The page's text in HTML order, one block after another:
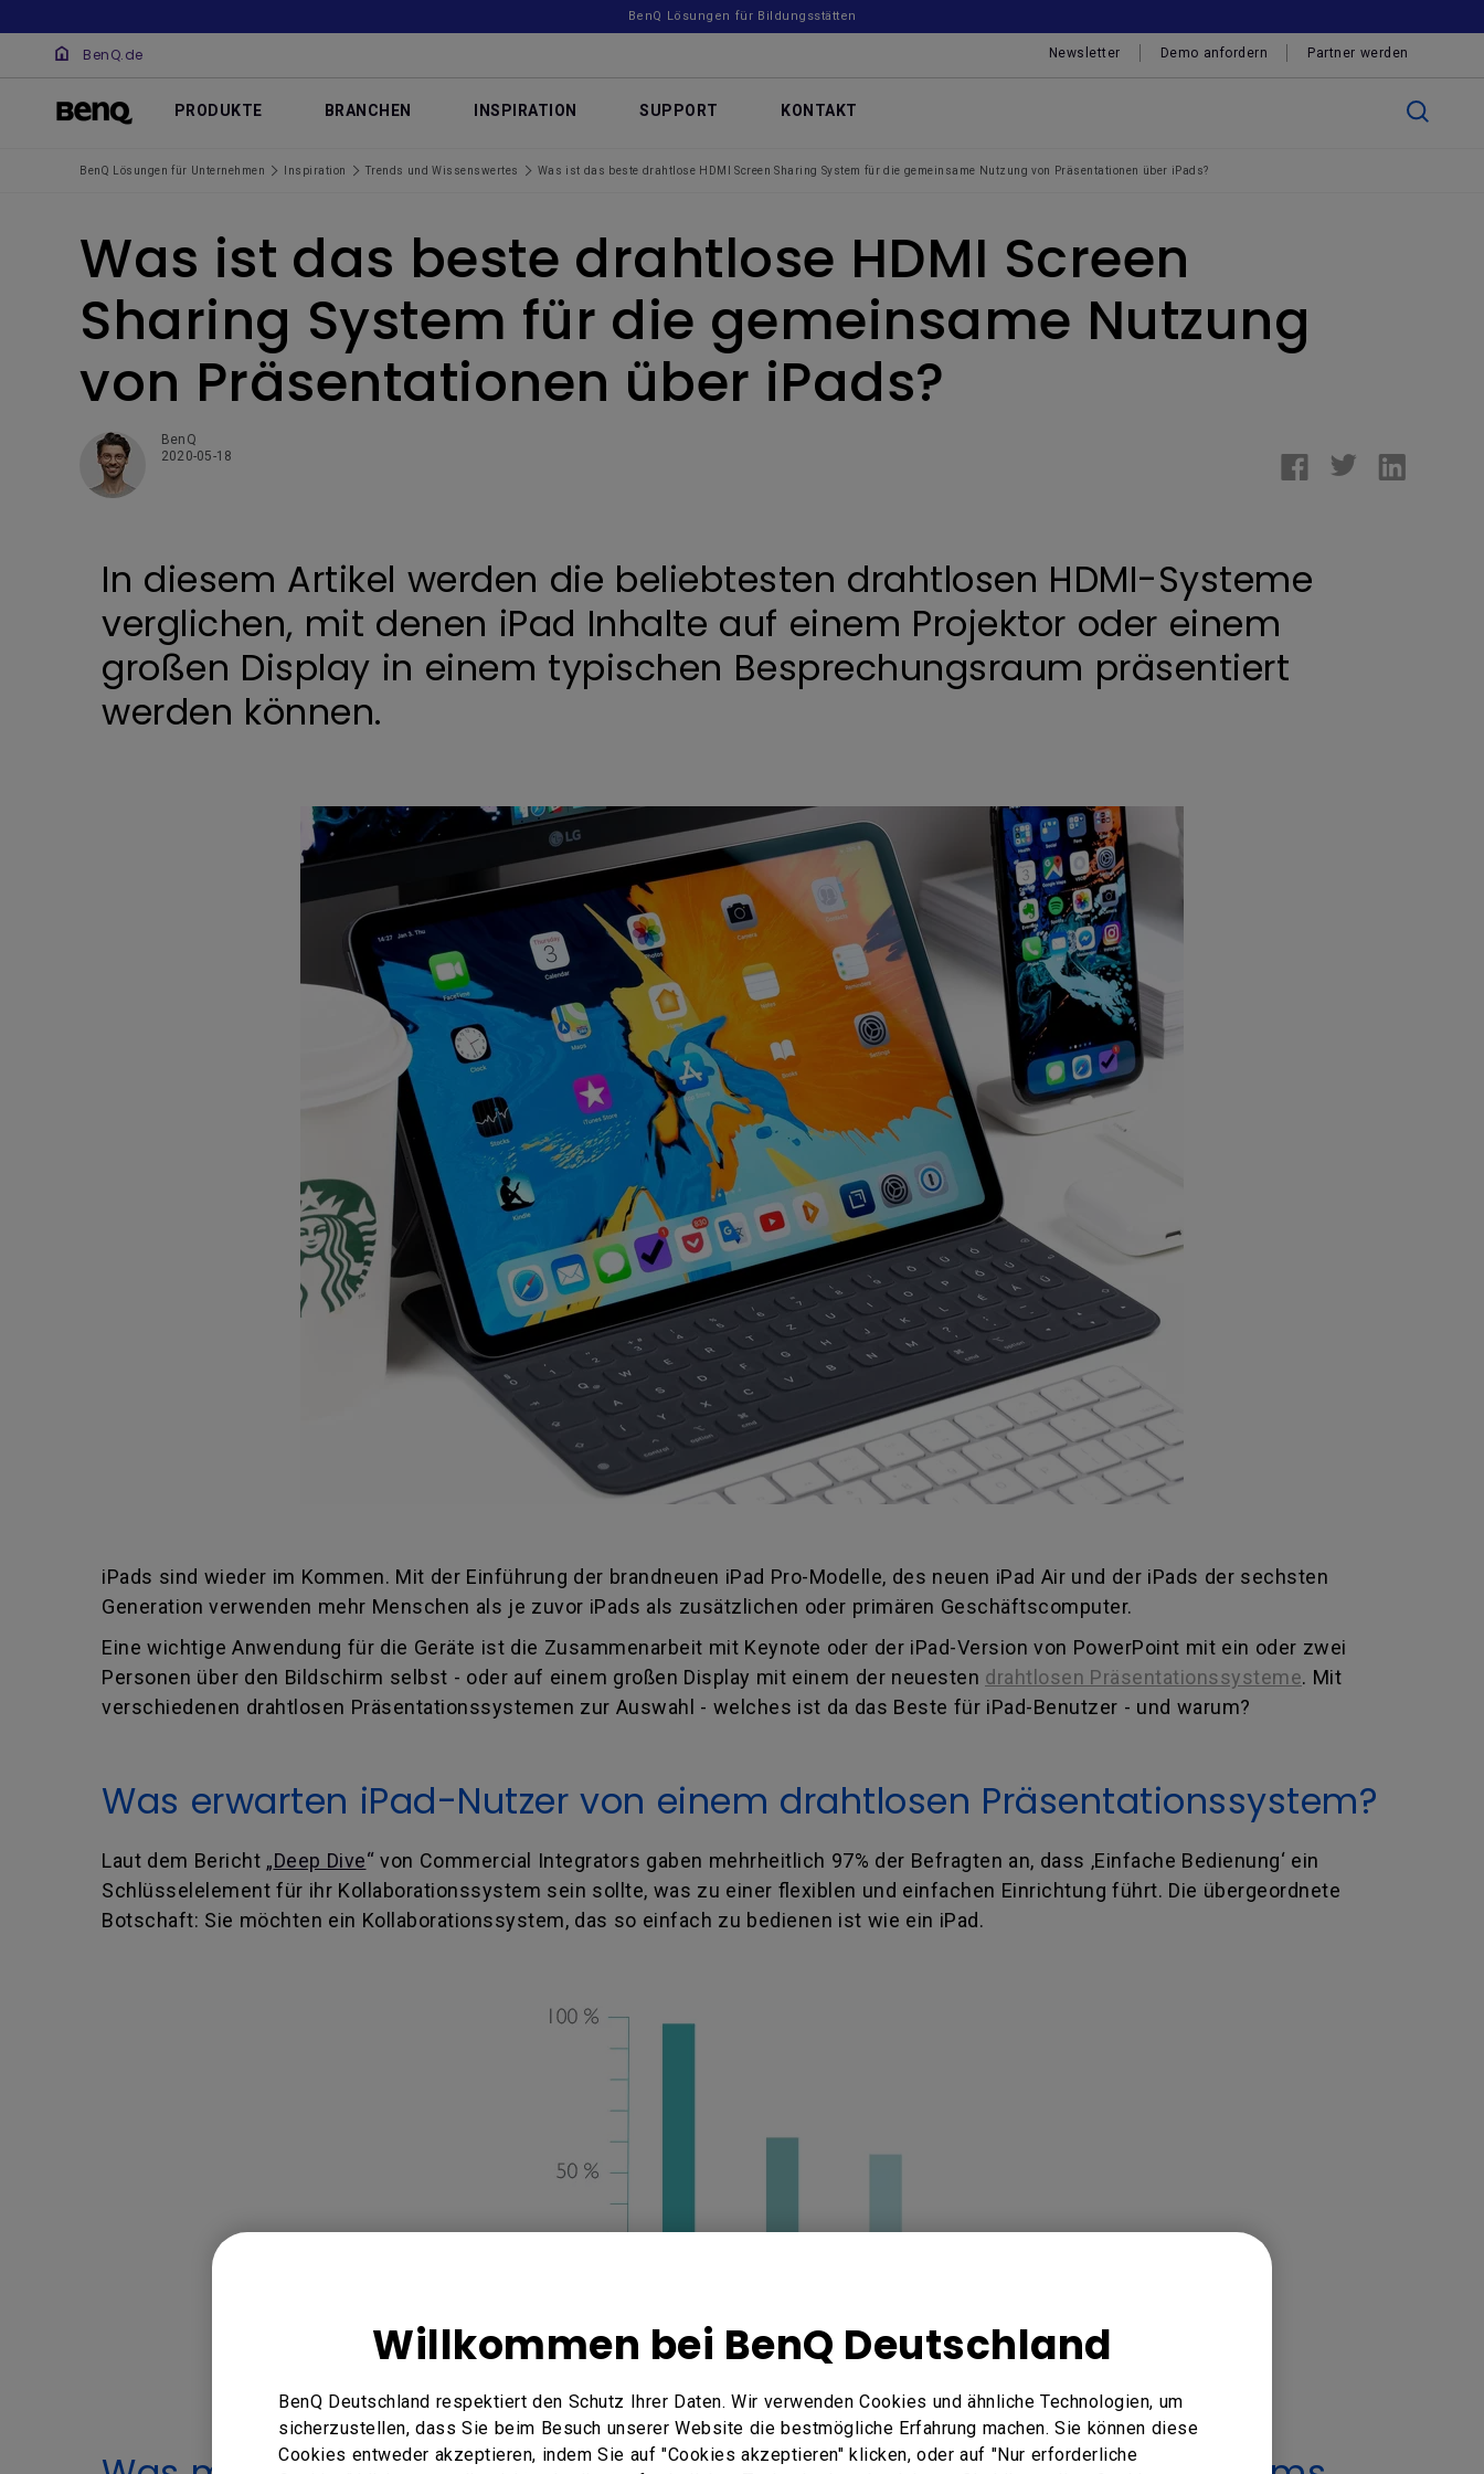
Willkommen bei BenQ Deutschland
BenQ Deutschland respektiert den Schutz Ihrer Daten. Wir verwenden Cookies und ähnliche Technologien, um
sicherzustellen, dass Sie beim Besuch unserer Website die bestmögliche Erfahrung machen. Sie können diese
Cookies entweder akzeptieren, indem Sie auf "Cookies akzeptieren" klicken, oder auf "Nur erforderliche
BenQ Lösungen für Bildungsstätten
BenQ.de Newsletter Demo anfordern Partner werden
PRODUKTE BRANCHEN INSPIRATION SUPPORT KONTAKT
BenQ Lösungen für Unternehmen Inspiration Trends und Wissenswertes Was ist das beste drahtlose HDMI Screen Sharing System für die gemeinsame Nutzung von Präsentationen über iPads?
Was ist das beste drahtlose HDMI Screen
Sharing System für die gemeinsame Nutzung
von Präsentationen über iPads?
BenQ
2020-05-18
In diesem Artikel werden die beliebtesten drahtlosen HDMI-Systeme
verglichen, mit denen iPad Inhalte auf einem Projektor oder einem
großen Display in einem typischen Besprechungsraum präsentiert
werden können.
iPads sind wieder im Kommen. Mit der Einführung der brandneuen iPad Pro-Modelle, des neuen iPad Air und der iPads der sechsten
Generation verwenden mehr Menschen als je zuvor iPads als zusätzlichen oder primären Geschäftscomputer.
Eine wichtige Anwendung für die Geräte ist die Zusammenarbeit mit Keynote oder der iPad-Version von PowerPoint mit ein oder zwei
Personen über den Bildschirm selbst - oder auf einem großen Display mit einem der neuesten drahtlosen Präsentationssysteme. Mit
verschiedenen drahtlosen Präsentationssystemen zur Auswahl - welches ist da das Beste für iPad-Benutzer - und warum?
Was erwarten iPad-Nutzer von einem drahtlosen Präsentationssystem?
Laut dem Bericht „Deep Dive“ von Commercial Integrators gaben mehrheitlich 97% der Befragten an, dass ‚Einfache Bedienung‘ ein
Schlüsselelement für ihr Kollaborationssystem sein sollte, was zu einer flexiblen und einfachen Einrichtung führt. Die übergeordnete
Botschaft: Sie möchten ein Kollaborationssystem, das so einfach zu bedienen ist wie ein iPad.